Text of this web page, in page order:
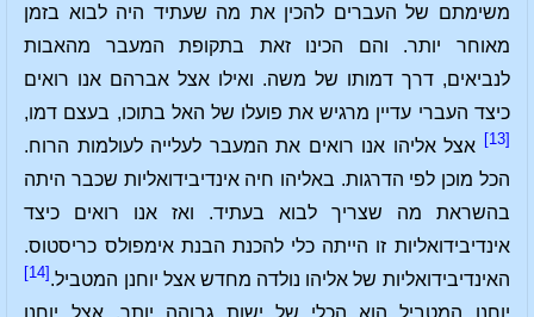
משימתם של העברים להכין את מה שעתיד היה לבוא בזמן
מאוחר יותר. והם הכינו זאת בתקופת המעבר מהאבות
לנביאים, דרך דמותו של משה. ואילו אצל אברהם אנו רואים
כיצד העברי עדיין מרגיש את פועלו של האל בתוכו, בעצם דמו,
[13]
אצל אליהו אנו רואים את המעבר לעלייה לעולמות הרוח.
הכל מוכן לפי הדרגות. באליהו חיה אינדיבידואליות שכבר היתה
בהשראת מה שצריך לבוא בעתיד. ואז אנו רואים כיצד
אינדיבידואליות זו הייתה כלי להכנת הבנת אימפולס כריסטוס.
האינדיבידואליות של אליהו נולדה מחדש אצל יוחנן המטביל. [14]
יוחנן המטביל הוא הכלי של ישות גבוהה יותר. אצל יוחנן